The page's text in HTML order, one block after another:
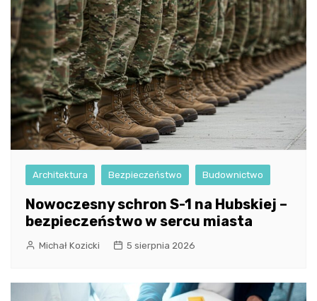
Architektura Bezpieczeństwo Budownictwo
Nowoczesny schron S-1 na Hubskiej –
bezpieczeństwo w sercu miasta
Michał Kozicki 5 sierpnia 2026